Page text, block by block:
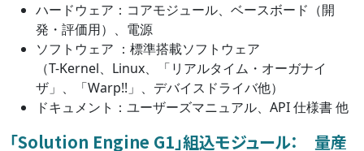
ハードウェア：コアモジュール、ベースボード（開
発・評価用）、電源
ソフトウェア ：標準搭載ソフトウェア
（T-Kernel、Linux、「リアルタイム・オーガナイ
ザ」、「Warp!!」、デバイスドライバ他）
ドキュメント：ユーザーズマニュアル、API 仕様書 他
「Solution Engine G1」組込モジュール： 量産